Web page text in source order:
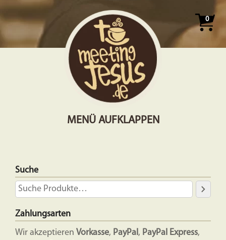
0
MENÜ AUFKLAPPEN
Suche
Zahlungsarten
Wir akzeptieren Vorkasse, PayPal, PayPal Express,